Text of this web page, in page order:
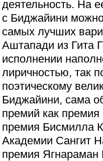
деятельность. На
с Биджайини
самых лучших
Аштапади из Гита
исполнении
лиричностью, так
поэтическому
Биджайини, сама
премий как премия
премия Бисмилла
Академии Сангит
премия